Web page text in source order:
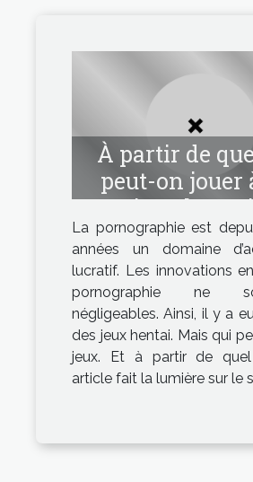
À partir de
peut-on jouer
jeux
La pornographie est
années un domaine
lucratif. Les innovations
pornographie ne
négligeables. Ainsi, il y a
des jeux hentai. Mais qui
jeux. Et à partir de
article fait la lumière sur le